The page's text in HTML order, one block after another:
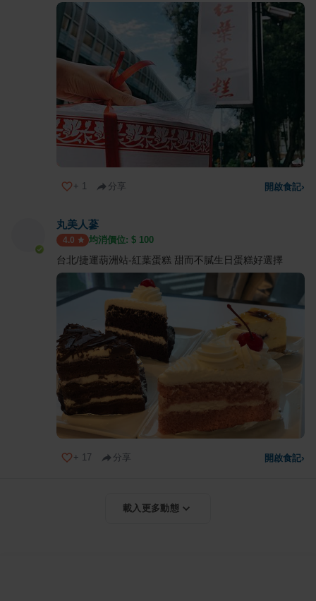
+ 1 分享 開啟食記›
丸美人蔘
4.0 均消價位: $ 100
台北/捷運葫洲站-紅葉蛋糕 甜而不膩生日蛋糕好選擇
+ 17 分享 開啟食記›
載入更多動態